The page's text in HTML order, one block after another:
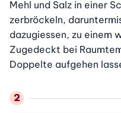
Mehl und Salz in einer
zerbröckeln,
dazugiessen, zu einem
Zugedeckt bei
Doppelte aufgehen